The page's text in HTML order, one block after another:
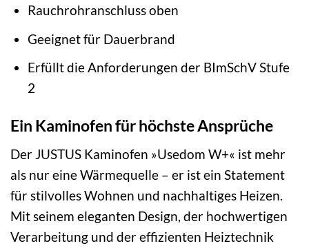
Rauchrohranschluss oben
Geeignet für Dauerbrand
Erfüllt die Anforderungen der BImSchV Stufe
2
Ein Kaminofen für höchste Ansprüche
Der JUSTUS Kaminofen »Usedom W+« ist mehr
als nur eine Wärmequelle – er ist ein Statement
für stilvolles Wohnen und nachhaltiges Heizen.
Mit seinem eleganten Design, der hochwertigen
Verarbeitung und der effizienten Heiztechnik